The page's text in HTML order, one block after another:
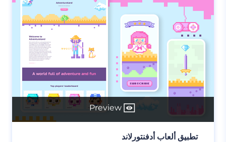
Preview
تطبيق ألعاب أدفنتورلاند